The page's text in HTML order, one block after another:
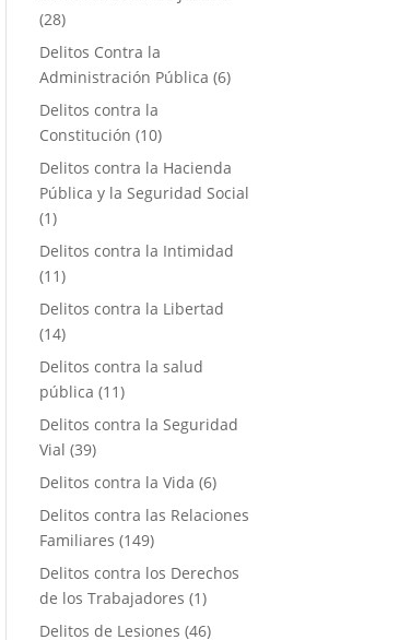
(28)
Delitos Contra la
Administración Pública (6)
Delitos contra la
Constitución (10)
Delitos contra la Hacienda
Pública y la Seguridad Social
(1)
Delitos contra la Intimidad
(11)
Delitos contra la Libertad
(14)
Delitos contra la salud
pública (11)
Delitos contra la Seguridad
Vial (39)
Delitos contra la Vida (6)
Delitos contra las Relaciones
Familiares (149)
Delitos contra los Derechos
de los Trabajadores (1)
Delitos de Lesiones (46)